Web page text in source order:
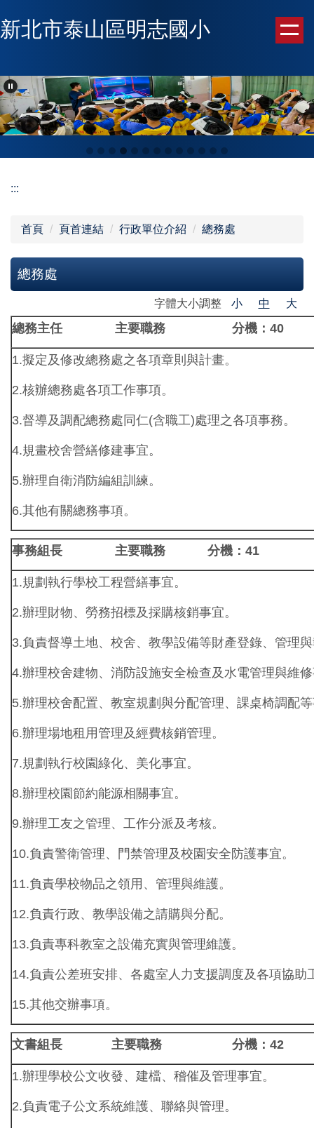
到
內
容
區
新北市泰山區明志國小
:::
首頁 頁首連結 行政單位介紹 總務處
總務處
字體大小調整 小 中 大
總務主任主要職務 分機：40
1.擬定及修改總務處之各項章則與計畫。
2.核辦總務處各項工作事項。
3.督導及調配總務處同仁(含職工)處理之各項事務。
4.規畫校舍營繕修建事宜。
5.辦理自衛消防編組訓練。
6.其他有關總務事項。
事務組長 主要職務 分機：41
1.規劃執行學校工程營繕事宜。
2.辦理財物、勞務招標及採購核銷事宜。
3.負責督導土地、校舍、教學設備等財產登錄、管理
4.辦理校舍建物、消防設施安全檢查及水電管理與維
5.辦理校舍配置、教室規劃與分配管理、課桌椅調配
6.辦理場地租用管理及經費核銷管理。
7.規劃執行校園綠化、美化事宜。
8.辦理校園節約能源相關事宜。
9.辦理工友之管理、工作分派及考核。
10.負責警衛管理、門禁管理及校園安全防護事宜。
11.負責學校物品之領用、管理與維護。
12.負責行政、教學設備之請購與分配。
13.負責專科教室之設備充實與管理維護。
14.負責公差班安排、各處室人力支援調度及各項協助
15.其他交辦事項。
文書組長 主要職務 分機：42
1.辦理學校公文收發、建檔、稽催及管理事宜。
2.負責電子公文系統維護、聯絡與管理。